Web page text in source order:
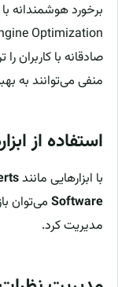
صادقانه با
منفی می‌توانند به
استفاده از
با ابزارهایی مانند
Software می‌توان
مدیریت کرد.